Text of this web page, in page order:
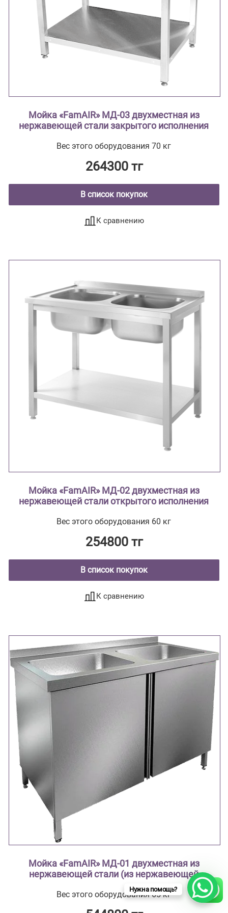
Мойка «FamAIR» МД-03 двухместная из
нержавеющей стали закрытого исполнения
Вес этого оборудования 70 кг
264300 тг
В список покупок
К сравнению
Мойка «FamAIR» МД-02 двухместная из
нержавеющей стали открытого исполнения
Вес этого оборудования 60 кг
254800 тг
В список покупок
К сравнению
Мойка «FamAIR» МД-01 двухместная из
нержавеющей стали (из нержавеющей
стали AISI 304 туба из нержавеющей стали ,
столешница с рабочей зоной, мойки
Вес этого оборудования 65 кг
Нужна помощь?